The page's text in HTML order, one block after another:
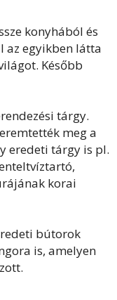
konyhából és
az egyikben látta
Később
tárgy.
meg a
eredeti tárgy is pl.
korai
bútorok
is, amelyen